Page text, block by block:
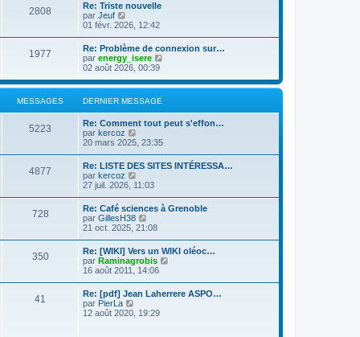
u
l
t
e
r
l
e
d
e
r
n
i
e
r
m
e
s
s
a
2808
Re: Triste nouvelle
par Jeuf
o
u
l
t
e
r
l
e
d
e
r
i
e
r
m
e
s
s
a
e
01 févr. 2026, 12:42
1977
Re: Problème de connexion sur…
par energy_isere
s
t
e
e
d
i
e
e
s
s
02 août 2026, 00:39
MESSAGES DERNIER MESSAGE
5223
Re: Comment tout peut s'effon…
par kercoz
o
s
u
l
t
e
r
e
d
e
r
n
i
e
r
e
20 mars 2025, 23:35
4877
Re: LISTE DES SITES INTÉRESSA…
par kercoz
o
u
l
t
e
r
l
e
d
e
r
n
27 juil. 2026, 11:03
728
Re: Café sciences à Grenoble
par GillesH38
o
u
l
t
e
r
e
21 oct. 2025, 21:08
350
Re: [WIKI] Vers un WIKI oléoc…
par Raminagrobis
u
16 août 2011, 14:06
41
Re: [pdf] Jean Laherrere ASPO…
par PierLa
o
12 août 2020, 19:29